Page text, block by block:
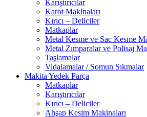
Karıştırıcılar
Karot Makinaları
Kırıcı – Deliciler
Matkaplar
Metal Kesme ve Sac Kesme
Metal Zımparalar ve Polisaj
Taşlamalar
Vidalamalar / Somun Sıkmalar
Makita Yedek Parça
Matkaplar
Karıştırıcılar
Kırıcı – Deliciler
Ahşap Kesim Makinaları